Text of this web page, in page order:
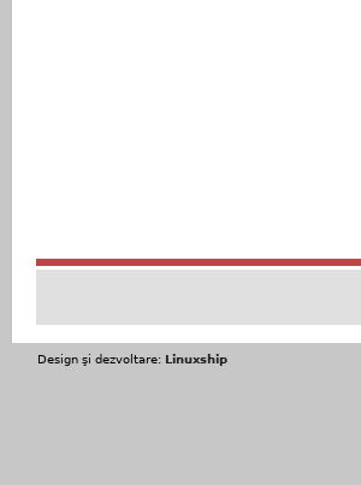
Design şi dezvoltare: Linuxship